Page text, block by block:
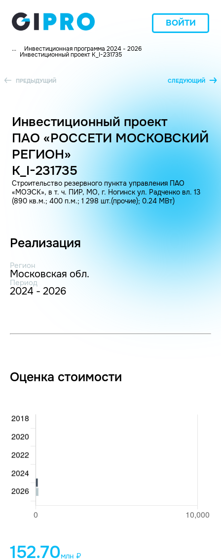
ВОЙТИ
... Инвестиционная программа 2024 - 2026
Инвестиционный проект K_I-231735
ПРЕДЫДУЩИЙ СЛЕДУЮЩИЙ
Инвестиционный проект
ПАО «РОССЕТИ МОСКОВСКИЙ
РЕГИОН»
K_I-231735
Строительство резервного пункта управления ПАО
«МОЭСК», в т. ч. ПИР, МО, г. Ногинск ул. Радченко вл. 13
(890 кв.м.; 400 п.м.; 1 298 шт.(прочие); 0.24 МВт)
Реализация
Регион
Московская обл.
Период
2024 - 2026
Оценка стоимости
152.70млн ₽